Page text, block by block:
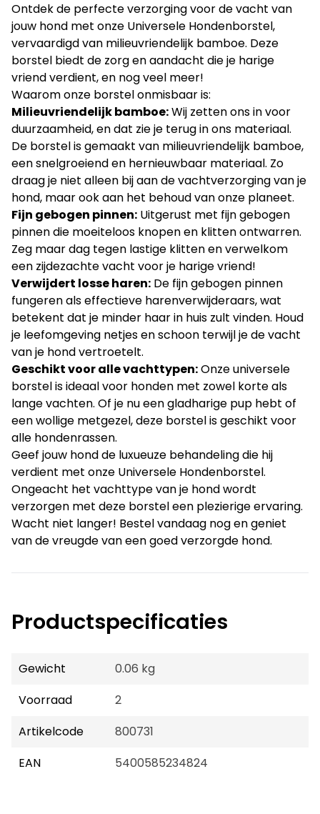
Ontdek de perfecte verzorging voor de vacht van
jouw hond met onze Universele Hondenborstel,
vervaardigd van milieuvriendelijk bamboe. Deze
borstel biedt de zorg en aandacht die je harige
vriend verdient, en nog veel meer!
Waarom onze borstel onmisbaar is:
Milieuvriendelijk bamboe:Wij zetten ons in voor
duurzaamheid, en dat zie je terug in ons materiaal.
De borstel is gemaakt van milieuvriendelijk bamboe,
een snelgroeiend en hernieuwbaar materiaal. Zo
draag je niet alleen bij aan de vachtverzorging van je
hond, maar ook aan het behoud van onze planeet.
Fijn gebogen pinnen: Uitgerust met fijn gebogen
pinnen die moeiteloos knopen en klitten ontwarren.
Zeg maar dag tegen lastige klitten en verwelkom
een zijdezachte vacht voor je harige vriend!
Verwijdert losse haren: De fijn gebogen pinnen
fungeren als effectieve harenverwijderaars, wat
betekent dat je minder haar in huis zult vinden. Houd
je leefomgeving netjes en schoon terwijl je de vacht
van je hond vertroetelt.
Geschikt voor alle vachttypen:Onze universele
borstel is ideaal voor honden met zowel korte als
lange vachten. Of je nu een gladharige pup hebt of
een wollige metgezel, deze borstel is geschikt voor
alle hondenrassen.
Geef jouw hond de luxueuze behandeling die hij
verdient met onze Universele Hondenborstel.
Ongeacht het vachttype van je hond wordt
verzorgen met deze borstel een plezierige ervaring.
Wacht niet langer! Bestel vandaag nog en geniet
van de vreugde van een goed verzorgde hond.
Productspecificaties
Gewicht
0.06 kg
Voorraad
2
Artikelcode
800731
EAN
5400585234824